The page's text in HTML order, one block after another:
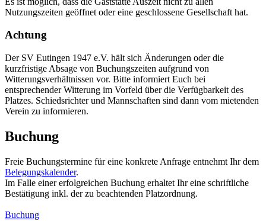
Nutzungszeiten geöffnet oder eine geschlossene Gesellschaft hat.
Achtung
Der SV Eutingen 1947 e.V. hält sich Änderungen oder die
kurzfristige Absage von Buchungszeiten aufgrund von
Witterungsverhältnissen vor. Bitte informiert Euch bei
entsprechender Witterung im Vorfeld über die Verfügbarkeit des
Platzes. Schiedsrichter und Mannschaften sind dann vom mietenden
Verein zu informieren.
Buchung
Freie Buchungstermine für eine konkrete Anfrage entnehmt Ihr dem
Belegungskalender.
Im Falle einer erfolgreichen Buchung erhaltet Ihr eine schriftliche
Bestätigung inkl. der zu beachtenden Platzordnung.
Buchung